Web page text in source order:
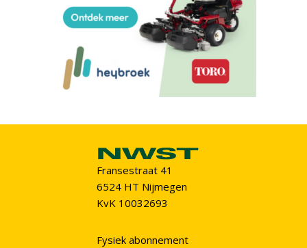
Fransestraat 41
6524 HT Nijmegen
KvK 10032693
Fysiek abonnement